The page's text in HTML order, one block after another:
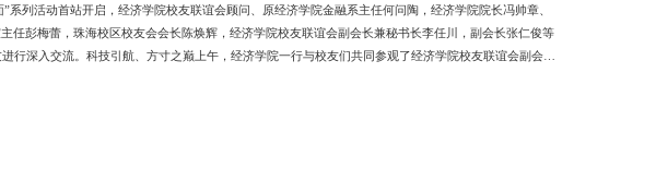
列活动首站开启，经济学院校友联谊会顾问、原经济学院金融系主任何问陶，经济学院院长冯帅章、
任彭梅蕾，珠海校区校友会会长陈焕辉，经济学院校友联谊会副会长兼秘书长李任川，副会长张仁俊等
深入交流。科技引航、方寸之巅上午，经济学院一行与校友们共同参观了经济学院校友联谊会副会长